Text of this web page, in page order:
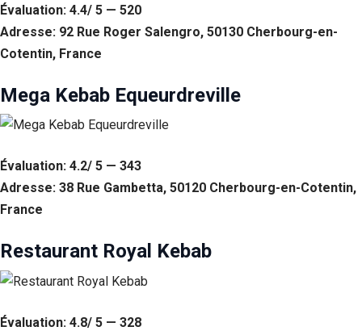
Évaluation: 4.4/ 5 — 520
Adresse: 92 Rue Roger Salengro, 50130 Cherbourg-en-
Cotentin, France
Mega Kebab Equeurdreville
Évaluation: 4.2/ 5 — 343
Adresse: 38 Rue Gambetta, 50120 Cherbourg-en-Cotentin,
France
Restaurant Royal Kebab
Évaluation: 4.8/ 5 — 328
votre
lorsque vous
visitez notre
augmentez les
chances de
contenu et des
personnalisés.